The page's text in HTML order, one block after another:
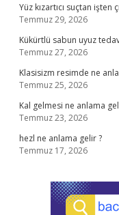
Yüz kızartıcı suçtan işten
Temmuz 29, 2026
Kükürtlü sabun uyuz
Temmuz 27, 2026
Klasisizm resimde ne
Temmuz 25, 2026
Kal gelmesi ne anlama
Temmuz 23, 2026
hezl ne anlama gelir ?
Temmuz 17, 2026